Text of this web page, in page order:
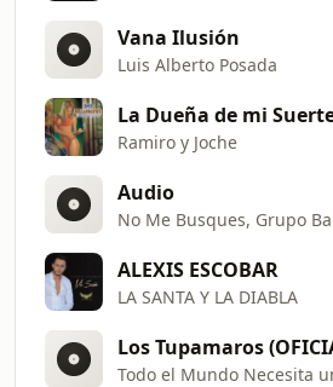
Vana Ilusión
Luis Alberto Posada
La Dueña de mi
Ramiro y Joche
Audio
No Me Busques, Grupo
ALEXIS ESCOBAR
LA SANTA Y LA DIABLA
Todo el Mundo Necesita